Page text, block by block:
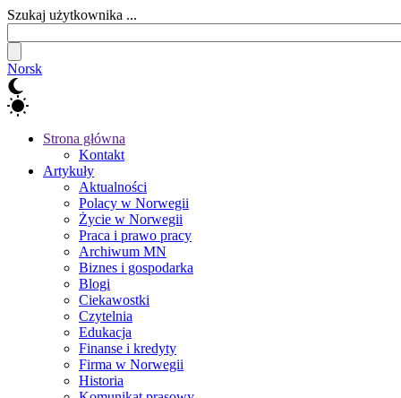
Szukaj użytkownika ...
Norsk
Strona główna
Kontakt
Artykuły
Aktualności
Polacy w Norwegii
Życie w Norwegii
Praca i prawo pracy
Archiwum MN
Biznes i gospodarka
Blogi
Ciekawostki
Czytelnia
Edukacja
Finanse i kredyty
Firma w Norwegii
Historia